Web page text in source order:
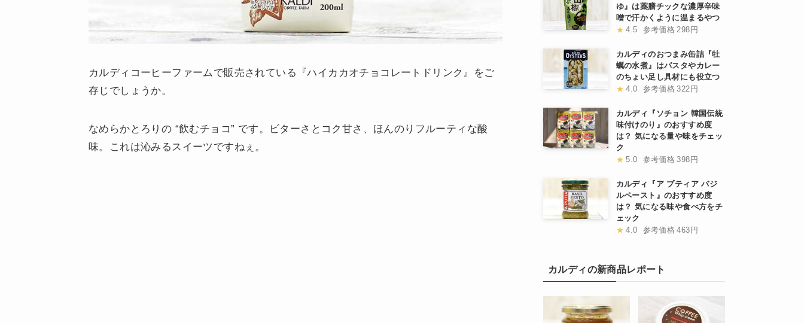
カルディコーヒーファームで販売されている『ハイカカオチョコレートドリンク』をご
存じでしょうか。
なめらかとろりの “飲むチョコ” です。ビターさとコク甘さ、ほんのりフルーティな酸
味。これは沁みるスイーツですねぇ。
ゆ』は薬膳チックな濃厚辛味
噌で汗かくように温まるやつ
★ 4.5 参考価格 298円
カルディのおつまみ缶詰『牡
蠣の水煮』はパスタやカレー
のちょい足し具材にも役立つ
★ 4.0 参考価格 322円
カルディ『ソチョン 韓国伝統
味付けのり』のおすすめ度
は？ 気になる量や味をチェッ
ク
★ 5.0 参考価格 398円
カルディ『ア プティア バジ
ルペースト』のおすすめ度
は？ 気になる味や食べ方をチ
ェック
★ 4.0 参考価格 463円
カルディの新商品レポート